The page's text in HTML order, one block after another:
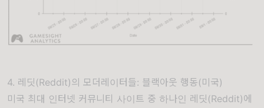
4. 레딧(Reddit)의 모더레이터들: 블랙아웃 행동(미국)
미국 최대 인터넷 커뮤니티 사이트 중 하나인 레딧 (Reddit)에